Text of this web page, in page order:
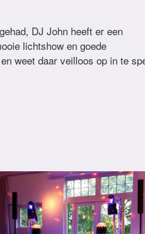
DJ John heeft er een
lichtshow en goede
weet daar veilloos op in te